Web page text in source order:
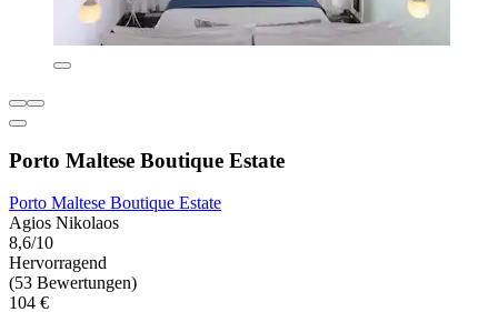
Porto Maltese Boutique Estate
Porto Maltese Boutique Estate
Agios Nikolaos
8,6/10
Hervorragend
(53 Bewertungen)
104 €